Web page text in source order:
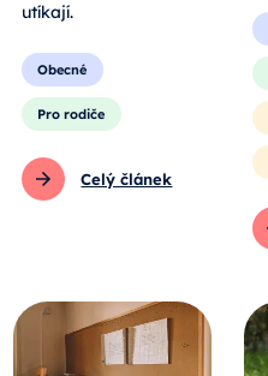
utíkají.
Obecné
Pro rodiče
Celý článek